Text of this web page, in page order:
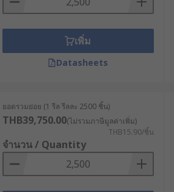
เพิ่ม
Datasheets
ยอดรวมย่อย (1 รีล รีลละ 2500 ชิ้น)
THB39,750.00(ไม่รวมภาษีมูลค่าเพิ่ม)
THB15.90/ชิ้น
จำนวน / Quantity